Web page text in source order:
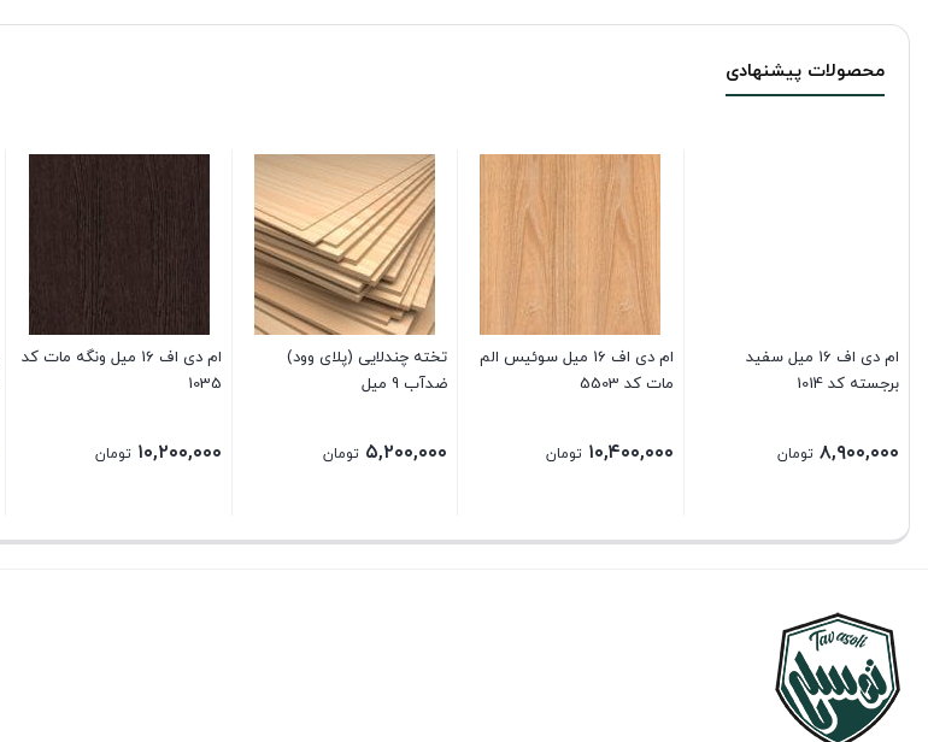
محصولات پیشنهادی
ام دی اف 16 میل سفید
برجسته کد 1014
۸,۹۰۰,۰۰۰ تومان
ام دی اف 16 میل سوئیس الم
مات کد 5503
۱۰,۴۰۰,۰۰۰ تومان
تخته چندلایی (پلای وود)
ضدآب 9 میل
۵,۲۰۰,۰۰۰ تومان
ام دی اف 16 میل ونگه مات کد
1035
۱۰,۲۰۰,۰۰۰ تومان